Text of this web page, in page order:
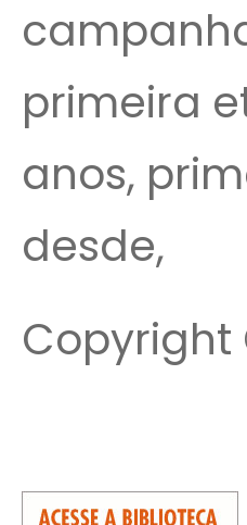
primeira
anos,
desde,
Copyright